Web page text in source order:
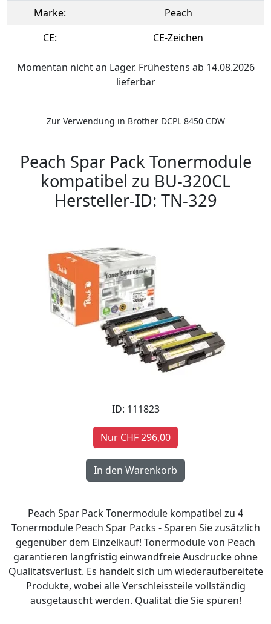
Marke:
Peach
CE:
CE-Zeichen
Momentan nicht an Lager. Frühestens ab 14.08.2026
lieferbar
Zur Verwendung in Brother DCPL 8450 CDW
Peach Spar Pack Tonermodule
kompatibel zu BU-320CL
Hersteller-ID: TN-329
ID: 111823
Nur CHF 296,00
Peach Spar Pack Tonermodule kompatibel zu 4
Tonermodule Peach Spar Packs - Sparen Sie zusätzlich
gegenüber dem Einzelkauf! Tonermodule von Peach
garantieren langfristig einwandfreie Ausdrucke ohne
Qualitätsverlust. Es handelt sich um wiederaufbereitete
Produkte, wobei alle Verschleissteile vollständig
ausgetauscht werden. Qualität die Sie spüren!